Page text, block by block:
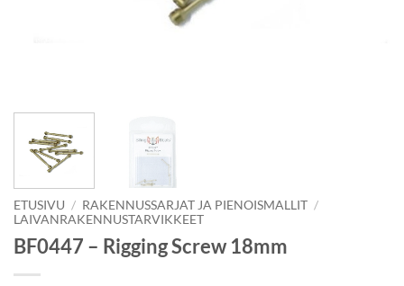
ETUSIVU / RAKENNUSSARJAT JA PIENOISMALLIT /
LAIVANRAKENNUSTARVIKKEET
BF0447 – Rigging Screw 18mm